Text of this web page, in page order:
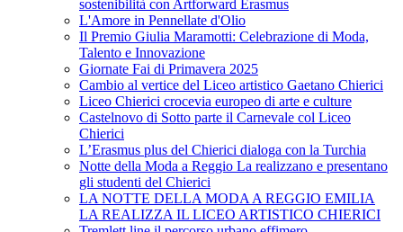
sostenibilità con Artforward Erasmus
L'Amore in Pennellate d'Olio
Il Premio Giulia Maramotti: Celebrazione di Moda,
Talento e Innovazione
Giornate Fai di Primavera 2025
Cambio al vertice del Liceo artistico Gaetano Chierici
Liceo Chierici crocevia europeo di arte e culture
Castelnovo di Sotto parte il Carnevale col Liceo
Chierici
L’Erasmus plus del Chierici dialoga con la Turchia
Notte della Moda a Reggio La realizzano e presentano
gli studenti del Chierici
LA NOTTE DELLA MODA A REGGIO EMILIA
LA REALIZZA IL LICEO ARTISTICO CHIERICI